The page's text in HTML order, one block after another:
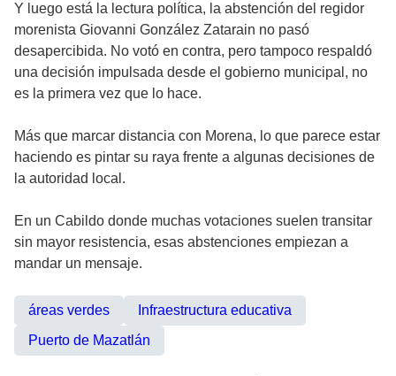
Y luego está la lectura política, la abstención del regidor
morenista Giovanni González Zatarain no pasó
desapercibida. No votó en contra, pero tampoco respaldó
una decisión impulsada desde el gobierno municipal, no
es la primera vez que lo hace.
Más que marcar distancia con Morena, lo que parece estar
haciendo es pintar su raya frente a algunas decisiones de
la autoridad local.
En un Cabildo donde muchas votaciones suelen transitar
sin mayor resistencia, esas abstenciones empiezan a
mandar un mensaje.
áreas verdes
Infraestructura educativa
Puerto de Mazatlán